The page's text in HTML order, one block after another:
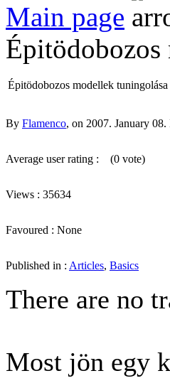
Main page
Épitödobozos
Épitödobozos modellek tuningolása
By Flamenco, on 2007. January
Average user rating : (0 vote)
Views : 35634
Favoured : None
Published in : Articles, Basics
There are no
Most jön egy